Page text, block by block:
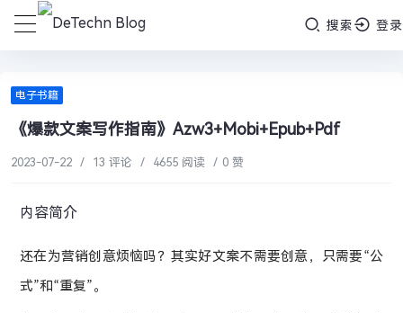
搜索 登录
电子书籍
《爆款文案写作指南》Azw3+Mobi+Epub+Pdf
2023-07-22 / 13 评论 / 4655 阅读 / 0 赞
内容简介
还在为营销创意烦恼吗？其实好文案不需要创意，只需要“公
式”和“重复”。